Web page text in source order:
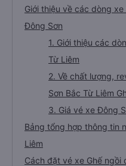
Giới thiệu về các dòng
Đông Sơn
1. Giới thiệu các
Từ Liêm
2. Về chất lượng,
Sơn Bắc Từ Liêm
3. Giá vé xe Đông
Bảng tổng hợp thông tin
Liêm
Cách đặt vé xe Ghế ngồi